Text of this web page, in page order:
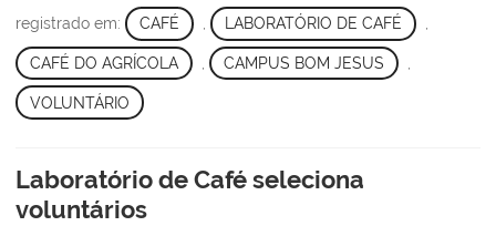
registrado em: CAFÉ LABORATÓRIO DE CAFÉ
CAFÉ DO AGRÍCOLA CAMPUS BOM JESUS
VOLUNTÁRIO
Laboratório de Café seleciona
voluntários